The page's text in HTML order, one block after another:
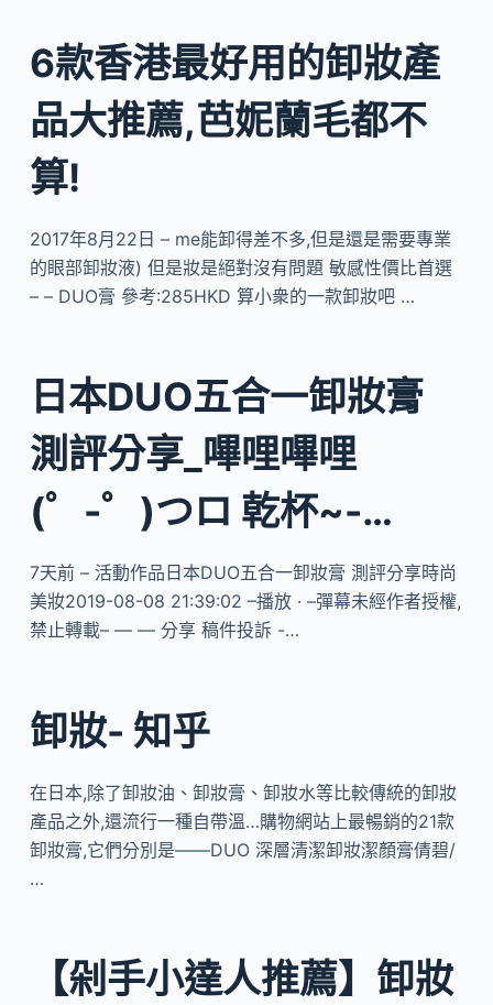
6款香港最好用的卸妝產
品大推薦,芭妮蘭毛都不
算!
2017年8月22日 – me能卸得差不多,但是還是需要專業
的眼部卸妝液) 但是妝是絕對沒有問題 敏感性價比首選
– – DUO膏 參考:285HKD 算小衆的一款卸妝吧 …
日本DUO五合一卸妝膏
測評分享_嗶哩嗶哩
(゜-゜)つロ 乾杯~-…
7天前 – 活動作品日本DUO五合一卸妝膏 測評分享時尚
美妝2019-08-08 21:39:02 –播放 · –彈幕未經作者授權,
禁止轉載– — — 分享 稿件投訴 -…
卸妝- 知乎
在日本,除了卸妝油、卸妝膏、卸妝水等比較傳統的卸妝
產品之外,還流行一種自帶溫…購物網站上最暢銷的21款
卸妝膏,它們分別是——DUO 深層清潔卸妝潔顏膏倩碧/
…
【剁手小達人推薦】卸妝